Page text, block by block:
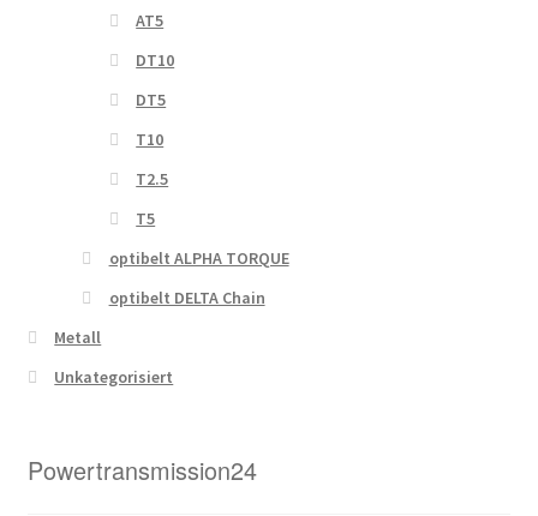
AT5
DT10
DT5
T10
T2.5
T5
optibelt ALPHA TORQUE
optibelt DELTA Chain
Metall
Unkategorisiert
Powertransmission24